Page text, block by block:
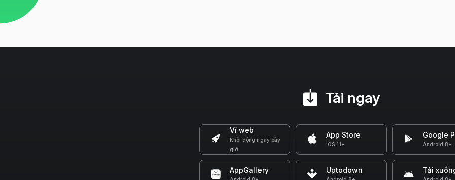
Tải ngay
Ví web
Khởi động ngay bây
giờ
App Store
iOS 11+
Google
Android 8+
AppGallery Uptodown Tải